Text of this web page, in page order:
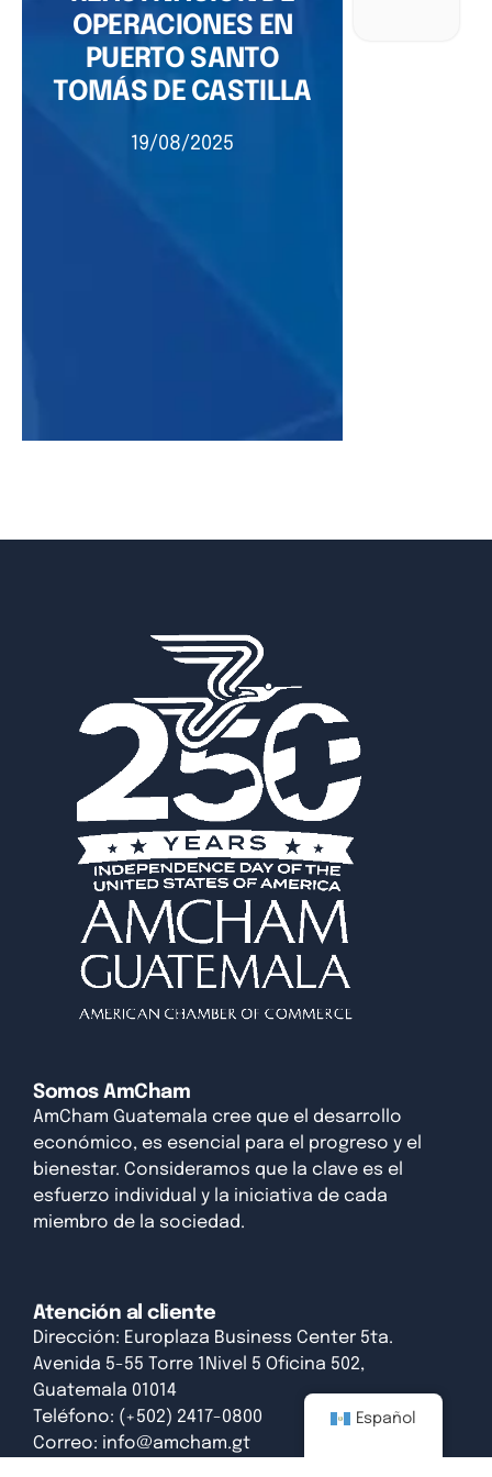
OPERACIONES EN
PUERTO SANTO
TOMÁS DE CASTILLA
19/08/2025
Somos AmCham
AmCham Guatemala cree que el desarrollo
económico, es esencial para el progreso y el
bienestar. Consideramos que la clave es el
esfuerzo individual y la iniciativa de cada
miembro de la sociedad.
Atención al cliente
Dirección: Europlaza Business Center 5ta.
Avenida 5-55 Torre 1Nivel 5 Oficina 502,
Guatemala 01014
Teléfono: (+502) 2417-0800
Correo: info@amcham.gt
Español